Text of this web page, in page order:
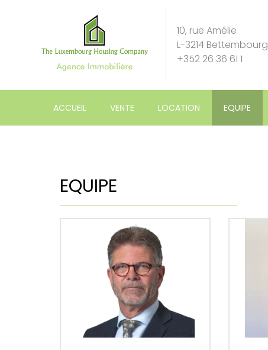
10, rue Amélie
L-3214 Bettembourg
+352 26 36 61 1
ACCUEIL VENTE LOCATION EQUIPE
EQUIPE